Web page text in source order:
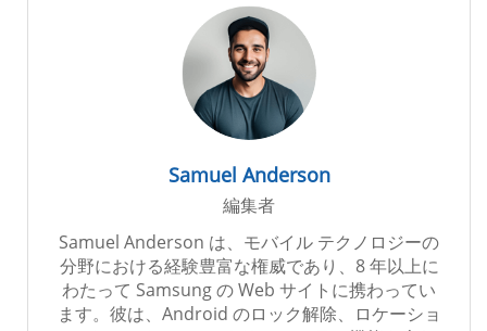
Samuel Anderson
編集者
Samuel Anderson は、モバイル テクノロジーの
分野における経験豊富な権威であり、8 年以上に
わたって Samsung の Web サイトに携わってい
ます。彼は、Android のロック解除、ロケーショ